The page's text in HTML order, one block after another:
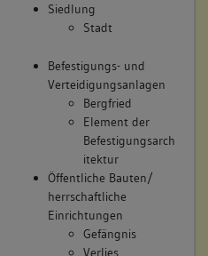
"Nr. 91 1/2 Der obere
zwischen der Kirche und dem
Siedlung
Stadt
Befestigungs- und
Verteidigungsanlagen
Bergfried
Element der
Befestigungsarch
itektur
Öffentliche Bauten/
herrschaftliche
Einrichtungen
Gefängnis
Verlies